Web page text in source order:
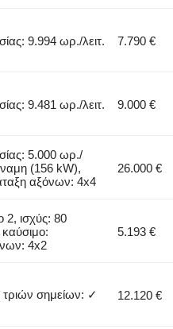
9.994 ωρ./λειτ. 7.790 €
9.481 ωρ./λειτ. 9.000 €
5.000 ωρ./
(156 kW),
αξόνων: 4x4
26.000 €
ισχύς: 80
4x2
5.193 €
σημείων: ✓ 12.120 €